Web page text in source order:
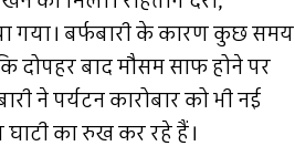
गया। बर्फबारी के कारण कुछ समय
दोपहर बाद मौसम साफ होने पर
ने पर्यटन कारोबार को भी नई
का रुख कर रहे हैं।